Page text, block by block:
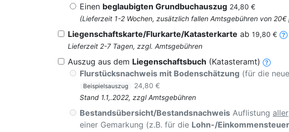
Einen beglaubigten Grundbuchauszug 24,80 €
(Lieferzeit 1-2 Wochen, zusätzlich fallen Amtsgebühren von
Liegenschaftskarte/Flurkarte/Katasterkarte ab 19,80 €
Lieferzeit 2-7 Tagen, zzgl. Amtsgebühren
Auszug aus dem Liegenschaftsbuch (Katasteramt)
Flurstücksnachweis mit Bodenschätzung (für die neue
Beispielsauszug
24,80 €
Stand 1.1,.2022, zzgl Amtsgebühren
Bestandsübersicht/Bestandsnachweis Auflistung aller
einer Gemarkung (z.B. für die Lohn-/